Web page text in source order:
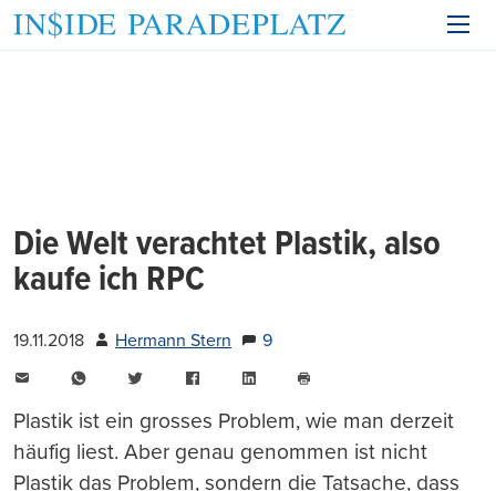
Die Welt verachtet Plastik, also
kaufe ich RPC
19.11.2018 Hermann Stern
9
WhatsAppTwitter FacebookLinkedIn
drucken
Plastik ist ein grosses Problem, wie man derzeit
häufig liest. Aber genau genommen ist nicht
Plastik das Problem, sondern die Tatsache, dass